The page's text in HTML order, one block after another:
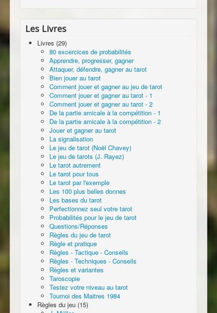
Les Livres
Livres (29)
80 excercices de probabilités
Apprendre, progresser, gagner
Attaquer, défendre, gagner au tarot
Bien jouer au tarot
Comment jouer et gagner au jeu de tarot
Comment jouer et gagner au tarot - 1
Comment jouer et gagner au tarot - 2
De la partie amicale à la compétition - 1
De la partie amicale à la compétition - 2
Jouer et gagner au tarot
La signalisation
Le jeu de tarot (Noël Chavey)
Le jeu de tarots (J. Rayez)
Le tarot autrement
Le tarot pour tous
Le tarot par l'exemple
Les 100 plus belles donnes
Les bases du tarot
Perfectionnez seul votre tarot
Probabilités pour le jeu de tarot
Questions/Réponses
Règles du jeu de tarot
Règle et pratique
Règles - Tactique - Conseils
Règles - Techniques - Conseils
Règles et variantes
Taroscopie
Testez votre niveau au tarot
Tournoi des Maitres 1984
Règles du jeu (15)